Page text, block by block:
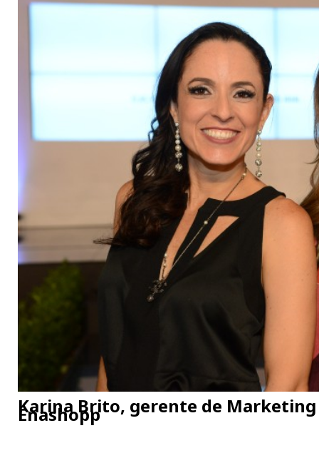
Karina Brito, gerente de
Enashopp